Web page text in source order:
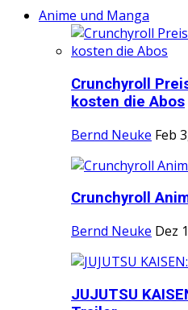
Anime und Manga
Crunchyroll
kosten die Abos
Bernd Neuke Feb
Crunchyroll
Bernd Neuke Dez
JUJUTSU